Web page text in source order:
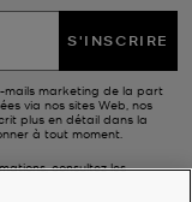
S'INSCRIRE
mails marketing de la part
via nos sites Web, nos
plus en détail dans la
à tout moment.
consultez les